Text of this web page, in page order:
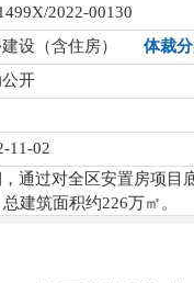
2022-00130
设（含住房）
体裁
开
11-02
通过对全区安置房项目
建筑面积约226万㎡。